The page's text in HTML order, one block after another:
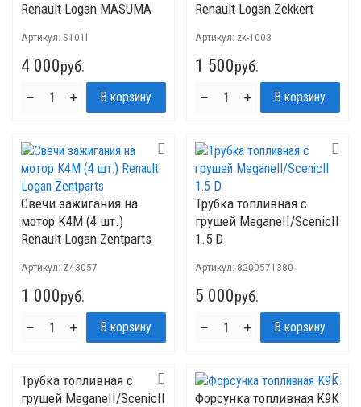
Renault Logan MASUMA
Артикул: S101I
4 000руб.
Renault Logan Zekkert
Артикул: zk-1003
1 500руб.
Свечи зажигания на
мотор K4M (4 шт.)
Renault Logan Zentparts
Артикул: Z43057
1 000руб.
Трубка топливная с
грушей MeganeII/ScenicII
1.5 D
Артикул: 8200571380
5 000руб.
Трубка топливная с
грушей MeganeII/ScenicII
Форсунка топливная K9K